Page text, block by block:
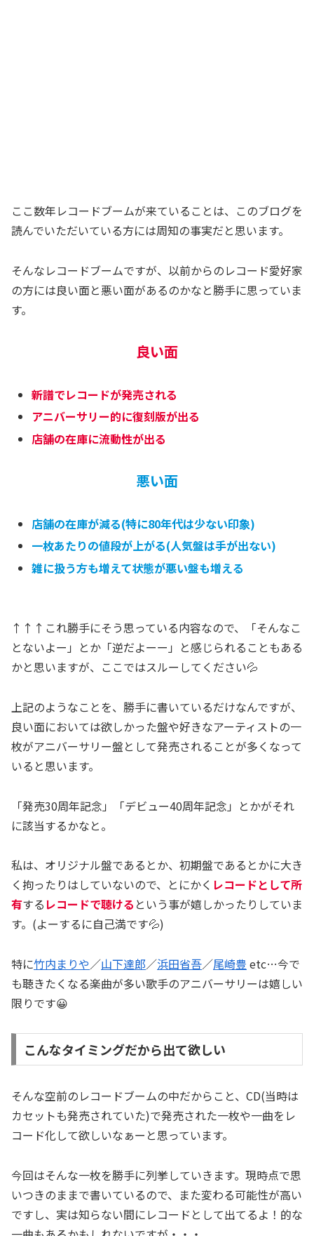
ここ数年レコードブームが来ていることは、このブログを
読んでいただいている方には周知の事実だと思います。
そんなレコードブームですが、以前からのレコード愛好家
の方には良い面と悪い面があるのかなと勝手に思っていま
す。
良い面
新譜でレコードが発売される
アニバーサリー的に復刻版が出る
店舗の在庫に流動性が出る
悪い面
店舗の在庫が減る(特に80年代は少ない印象)
一枚あたりの値段が上がる(人気盤は手が出ない)
雑に扱う方も増えて状態が悪い盤も増える
↑↑↑これ勝手にそう思っている内容なので、「そんなこ
とないよー」とか「逆だよーー」と感じられることもある
かと思いますが、ここではスルーしてください💦
上記のようなことを、勝手に書いているだけなんですが、
良い面においては欲しかった盤や好きなアーティストの一
枚がアニバーサリー盤として発売されることが多くなって
いると思います。
「発売30周年記念」「デビュー40周年記念」とかがそれ
に該当するかなと。
私は、オリジナル盤であるとか、初期盤であるとかに大き
く拘ったりはしていないので、とにかく レコードとして所
有する レコードで聴ける という事が嬉しかったりしていま
す。(よーするに自己満です💦)
特に竹内まりや／山下達郎／浜田省吾／尾崎豊 etc…今で
も聴きたくなる楽曲が多い歌手のアニバーサリーは嬉しい
限りです😀
こんなタイミングだから出て欲しい
そんな空前のレコードブームの中だからこと、CD(当時は
カセットも発売されていた)で発売された一枚や一曲をレ
コード化して欲しいなぁーと思っています。
今回はそんな一枚を勝手に列挙していきます。現時点で思
いつきのままで書いているので、また変わる可能性が高い
ですし、実は知らない間にレコードとして出てるよ！的な